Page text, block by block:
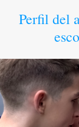
Perfil del